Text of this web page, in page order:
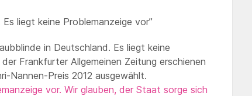
liegt keine Problemanzeige vor”
in Deutschland. Es liegt keine
Frankfurter Allgemeinen Zeitung erschienen
Nannen-Preis 2012 ausgewählt.
vor. Wir glauben, der Staat sorge sich